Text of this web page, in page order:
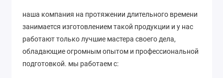
наша компания на протяжении длительного времени
занимается изготовлением такой продукции и у нас
работают только лучшие мастера своего дела,
обладающие огромным опытом и профессиональной
подготовкой. мы работаем с: